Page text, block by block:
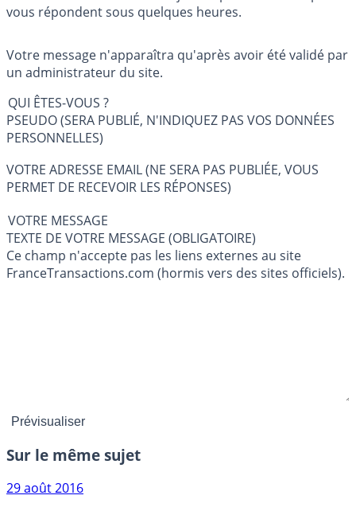
vous répondent sous quelques heures.
Votre message n'apparaîtra qu'après avoir été validé par
un administrateur du site.
QUI ÊTES-VOUS ?
PSEUDO (SERA PUBLIÉ, N'INDIQUEZ PAS VOS DONNÉES
PERSONNELLES)
VOTRE ADRESSE EMAIL (NE SERA PAS PUBLIÉE, VOUS
PERMET DE RECEVOIR LES RÉPONSES)
VOTRE MESSAGE
TEXTE DE VOTRE MESSAGE (OBLIGATOIRE)
Ce champ n'accepte pas les liens externes au site
FranceTransactions.com (hormis vers des sites officiels).
Sur le même sujet